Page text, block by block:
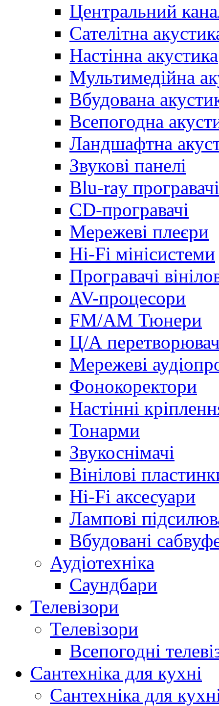
Центральний
Сателітна
Настінна акустика
Мультимедійна
Вбудована
Всепогодна
Ландшафтна
Звукові панелі
Blu-ray програвачі
CD-програвачі
Мережеві плеєри
Hi-Fi мінісистеми
Програвачі
AV-процесори
FM/AM Тюнери
Ц/А
Мережеві
Фонокоректори
Настінні
Тонарми
Звукоснімачі
Вінілові
Hi-Fi аксесуари
Лампові
Вбудовані
Аудіотехніка
Саундбари
Телевізори
Телевізори
Всепогодні
Сантехніка для кухні
Сантехніка для